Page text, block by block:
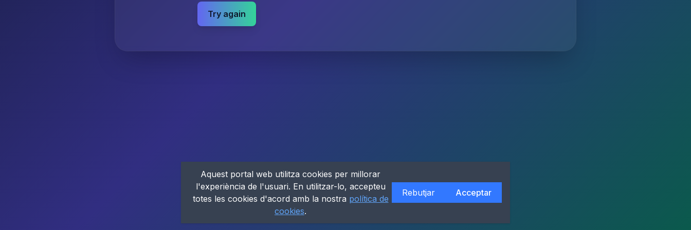
Try again
Aquest portal web utilitza cookies per millorar
l'experiència de l'usuari. En utilitzar-lo, accepteu
totes les cookies d'acord amb la nostra política de
cookies.
Rebutjar Acceptar